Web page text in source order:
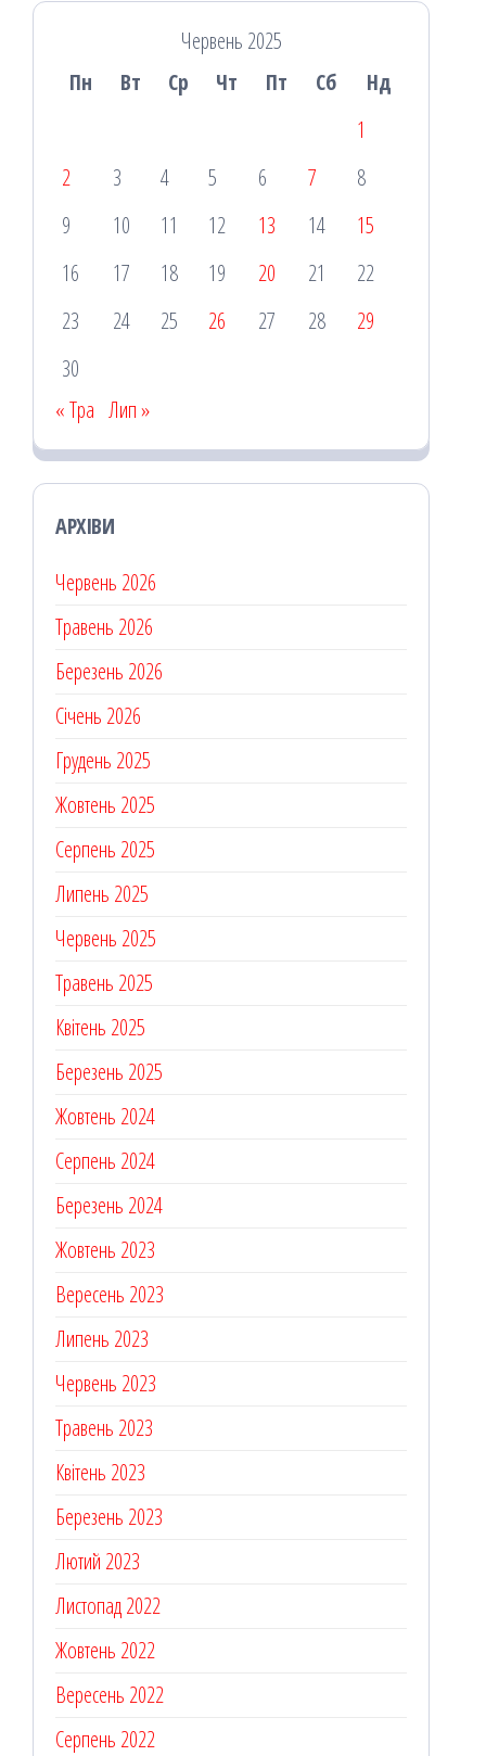
Червень 2025
Пн
Вт Ср Чт Пт Сб
Нд
1
2
3 4 5 6 7
8
9
10 11 12 13 14
15
16
17 18 19 20 21
22
23
24 25 26 27 28
29
30
« Тра Лип »
АРХІВИ
Червень 2026
Травень 2026
Березень 2026
Січень 2026
Грудень 2025
Жовтень 2025
Серпень 2025
Липень 2025
Червень 2025
Травень 2025
Квітень 2025
Березень 2025
Жовтень 2024
Серпень 2024
Березень 2024
Жовтень 2023
Вересень 2023
Липень 2023
Червень 2023
Травень 2023
Квітень 2023
Березень 2023
Лютий 2023
Листопад 2022
Жовтень 2022
Вересень 2022
Серпень 2022